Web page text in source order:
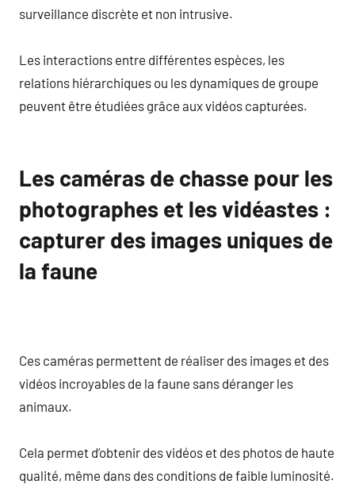
surveillance discrète et non intrusive.
Les interactions entre différentes espèces, les
relations hiérarchiques ou les dynamiques de groupe
peuvent être étudiées grâce aux vidéos capturées.
Les caméras de chasse pour les
photographes et les vidéastes :
capturer des images uniques de
la faune
Ces caméras permettent de réaliser des images et des
vidéos incroyables de la faune sans déranger les
animaux.
Cela permet d’obtenir des vidéos et des photos de haute
qualité, même dans des conditions de faible luminosité.